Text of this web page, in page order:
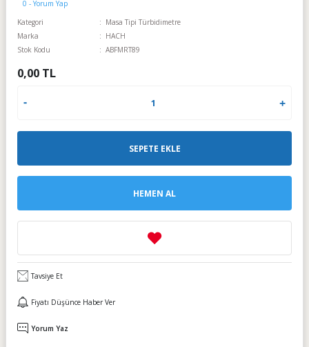
0 - Yorum Yap
Kategori
Masa Tipi Türbidimetre
Marka
HACH
Stok Kodu
ABFMRT89
0,00 TL
SEPETE EKLE
HEMEN AL
Tavsiye Et
Fiyatı Düşünce Haber Ver
Yorum Yaz